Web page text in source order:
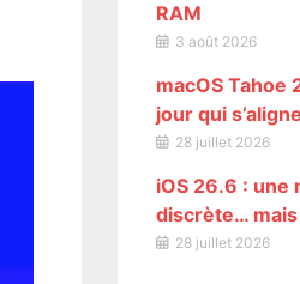
RAM
3 août 2026
macOS Tahoe
jour qui
28 juillet 2026
iOS 26.6 : une
discrète…
28 juillet 2026